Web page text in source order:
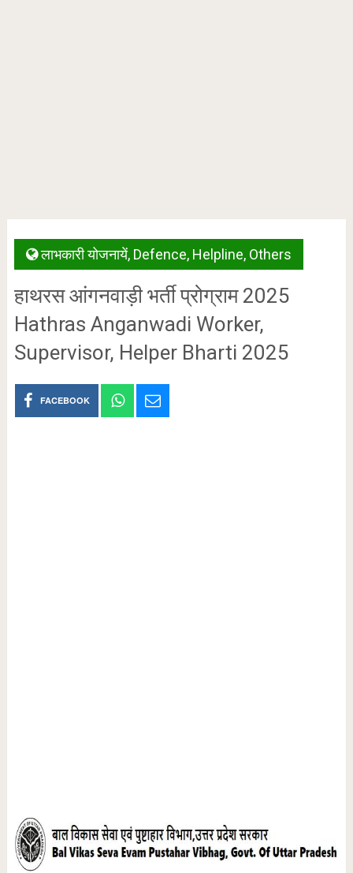
लाभकारी योजनायें, Defence, Helpline, Others
हाथरस आंगनवाड़ी भर्ती प्रोग्राम 2025
Hathras Anganwadi Worker,
Supervisor, Helper Bharti 2025
FACEBOOK